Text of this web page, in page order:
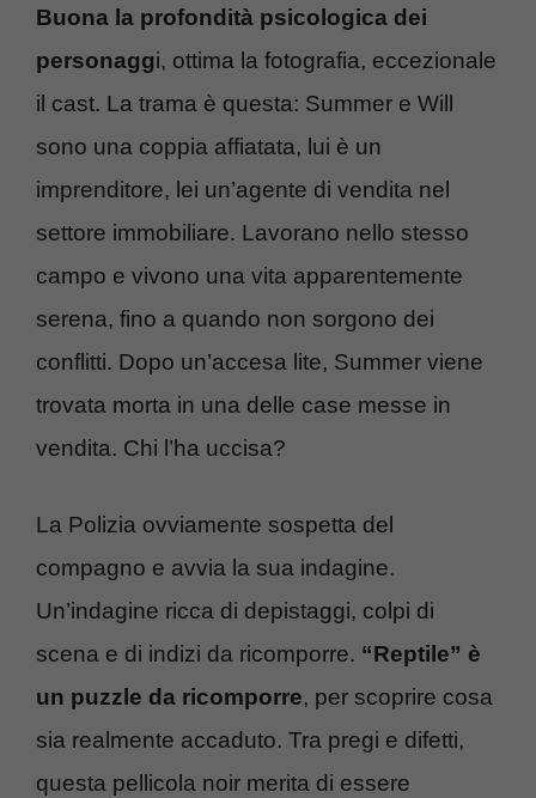
Buona la profondità psicologica dei
personaggi, ottima la fotografia, eccezionale
il cast. La trama è questa: Summer e Will
sono una coppia affiatata, lui è un
imprenditore, lei un’agente di vendita nel
settore immobiliare. Lavorano nello stesso
campo e vivono una vita apparentemente
serena, fino a quando non sorgono dei
conflitti. Dopo un’accesa lite, Summer viene
trovata morta in una delle case messe in
vendita. Chi l’ha uccisa?
La Polizia ovviamente sospetta del
compagno e avvia la sua indagine.
Un’indagine ricca di depistaggi, colpi di
scena e di indizi da ricomporre. “Reptile” è
un puzzle da ricomporre, per scoprire cosa
sia realmente accaduto. Tra pregi e difetti,
questa pellicola noir merita di essere